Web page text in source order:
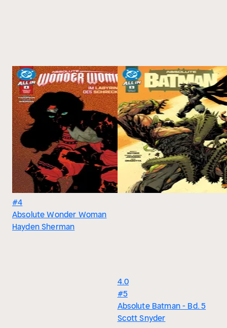
#4
Absolute Wonder Woman
Hayden Sherman
4.0
#5
Absolute Batman - Bd. 5
Scott Snyder